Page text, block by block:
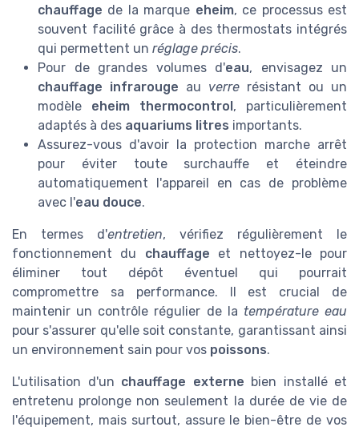
chauffage de la marque eheim, ce processus est
souvent facilité grâce à des thermostats intégrés
qui permettent un réglage précis.
Pour de grandes volumes d'eau, envisagez un
chauffage infrarouge au verre résistant ou un
modèle eheim thermocontrol , particulièrement
adaptés à des aquariums litres importants.
Assurez-vous d'avoir la protection marche arrêt
pour éviter toute surchauffe et éteindre
automatiquement l'appareil en cas de problème
avec l'eau douce.
En termes d'entretien, vérifiez régulièrement le
fonctionnement du chauffage et nettoyez-le pour
éliminer tout dépôt éventuel qui pourrait
compromettre sa performance. Il est crucial de
maintenir un contrôle régulier de la température eau
pour s'assurer qu'elle soit constante, garantissant ainsi
un environnement sain pour vos poissons.
L'utilisation d'un chauffage externe bien installé et
entretenu prolonge non seulement la durée de vie de
l'équipement, mais surtout, assure le bien-être de vos